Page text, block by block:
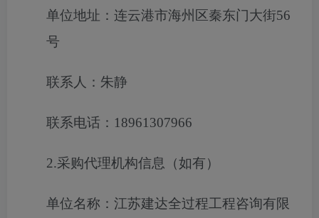
单位地址：连云港市海州区秦东门大街56
号
联系人：朱静
联系电话：18961307966
2.采购代理机构信息（如有）
单位名称：江苏建达全过程工程咨询有限